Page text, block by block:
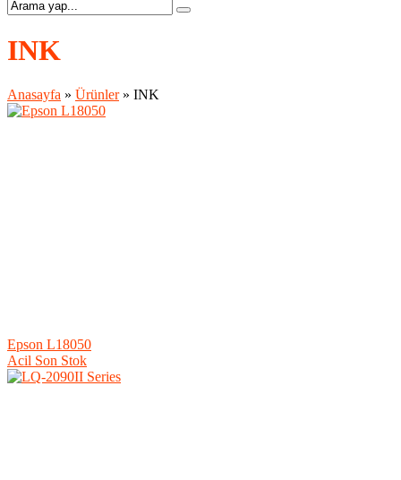
INK
Anasayfa » Ürünler» INK
Epson L18050
Acil Son Stok